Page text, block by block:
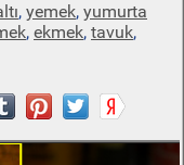
, yemek, yumurta
, ekmek, tavuk,